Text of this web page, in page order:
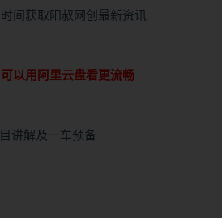
间获取阳叔网创最新资讯
以用阿里云盘看更流畅
讲解及一车预备